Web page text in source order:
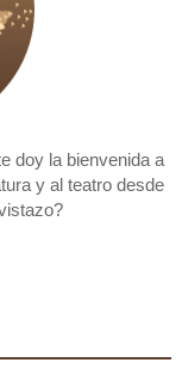
doy la bienvenida a
y al teatro desde